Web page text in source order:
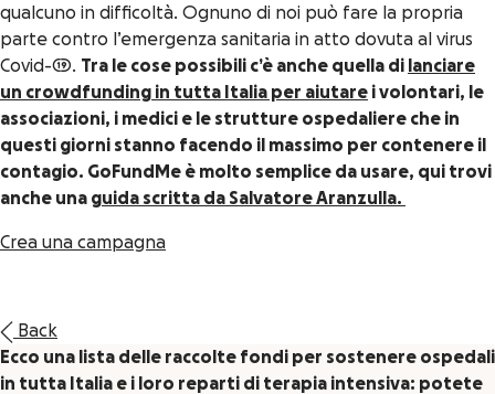
qualcuno in difficoltà. Ognuno di noi può fare la propria
parte contro l’emergenza sanitaria in atto dovuta al virus
Covid-19. Tra le cose possibili c’è anche quella di lanciare
un crowdfunding in tutta Italia per aiutare i volontari, le
associazioni, i medici e le strutture ospedaliere che in
questi giorni stanno facendo il massimo per contenere il
contagio. GoFundMe è molto semplice da usare, qui trovi
anche una guida scritta da Salvatore Aranzulla.
Crea una campagna
Back
Ecco una lista delle raccolte fondi per sostenere ospedali
in tutta Italia e i loro reparti di terapia intensiva: potete